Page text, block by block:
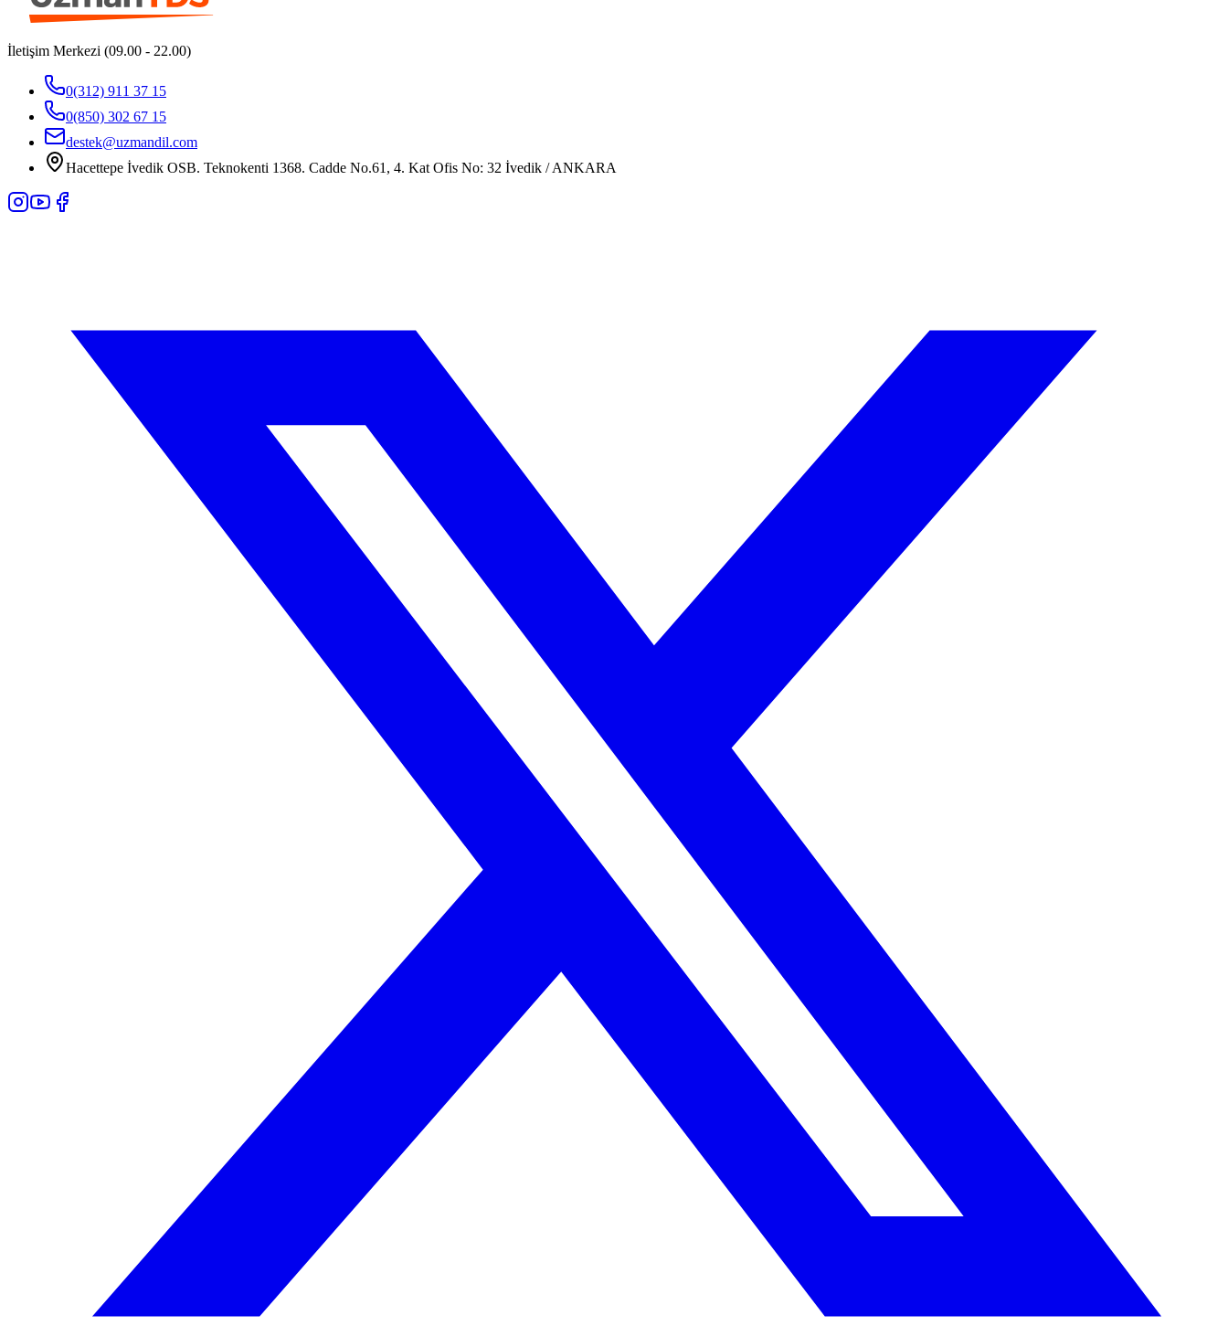
İletişim Merkezi (09.00 - 22.00)
0(312) 911 37 15
0(850) 302 67 15
destek@uzmandil.com
Hacettepe İvedik OSB. Teknokenti 1368. Cadde No.61, 4. Kat Ofis No: 32 İvedik / ANKARA